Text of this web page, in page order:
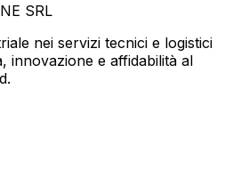
SRL
nei servizi tecnici e logistici
innovazione e affidabilità al